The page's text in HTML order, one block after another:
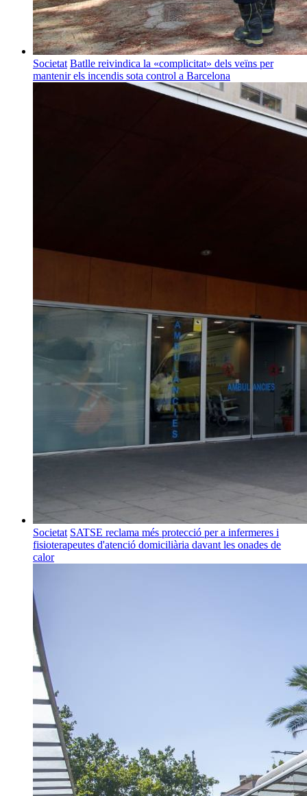
Societat Batlle reivindica la «complicitat» dels veïns per
mantenir els incendis sota control a Barcelona
Societat SATSE reclama més protecció per a infermeres i
fisioterapeutes d'atenció domiciliària davant les onades de
calor